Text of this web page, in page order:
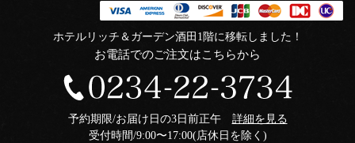
ホテルリッチ＆ガーデン酒田1階に移転しました！
お電話でのご注文はこちらから
予約期限/お届け日の3日前正午 詳細を見る
受付時間/9:00〜17:00(店休日を除く)